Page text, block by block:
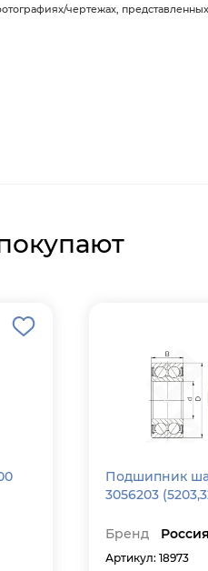
чертежах, представленных
Подшипник
3056203
Бренд Россия
Артикул: 18973